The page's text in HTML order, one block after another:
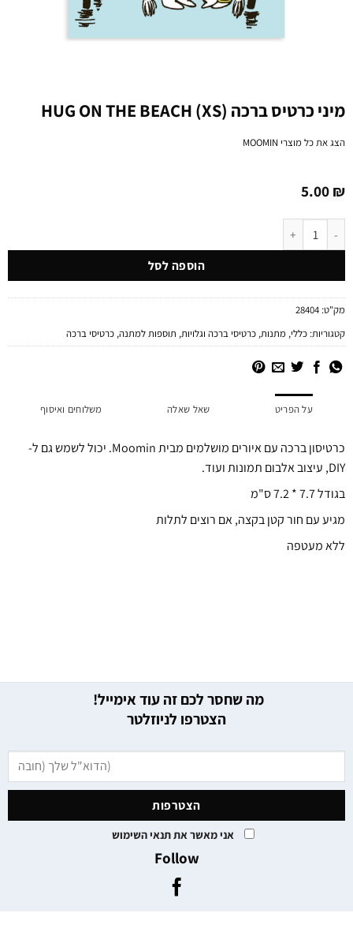
מיני כרטיס ברכה (HUG ON THE BEACH (XS
הצג את כל מוצריMOOMIN
5.00₪
כמות של מיני כרטיס ברכה (HUG ON THE BEACH (XS
הוספה לסל
מק"ט:28404
קטגוריות:כללי,מתנות,כרטיסי ברכה וגלויות,תוספות למתנה,כרטיסי ברכה
על הפריט שאל שאלה משלוחים ואיסוף
כרטיסון ברכה עם איורים מושלמים מבית Moomin. יכול לשמש גם ל-
DIY, עיצוב אלבום תמונות ועוד.
בגודל 7.7 * 7.2 ס"מ
מגיע עם חור קטן בקצה, אם רוצים לתלות
ללא מעטפה
מה שחסר לכם זה עוד אימייל!
הצטרפו לניוזלטר
אני מאשר את תנאי השימוש
Follow